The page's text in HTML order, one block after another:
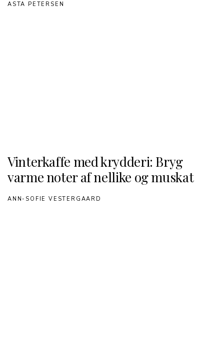
ASTA PETERSEN
Vinterkaffe med krydderi: Bryg
varme noter af nellike og muskat
ANN-SOFIE VESTERGAARD